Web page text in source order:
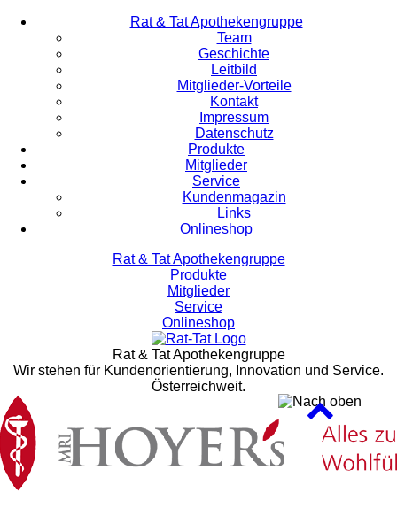
Rat & Tat Apothekengruppe
Team
Geschichte
Leitbild
Mitglieder-Vorteile
Kontakt
Impressum
Datenschutz
Produkte
Mitglieder
Service
Kundenmagazin
Links
Onlineshop
Rat & Tat Apothekengruppe
Produkte
Mitglieder
Service
Onlineshop
Rat & Tat Apothekengruppe
Wir stehen für Kundenorientierung, Innovation und Service.
Österreichweit.